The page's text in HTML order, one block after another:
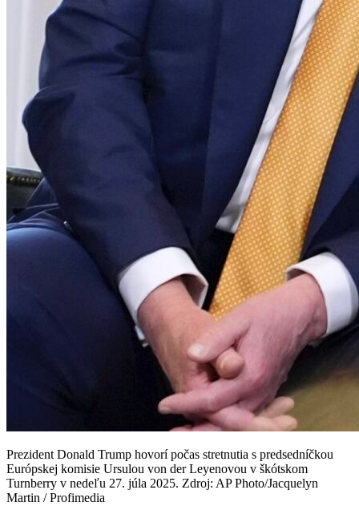
Prezident Donald Trump hovorí počas stretnutia s predsedníčkou
Európskej komisie Ursulou von der Leyenovou v škótskom
Turnberry v nedeľu 27. júla 2025. Zdroj: AP Photo/Jacquelyn
Martin / Profimedia